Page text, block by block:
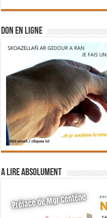
DON EN LIGNE
A lire absolument